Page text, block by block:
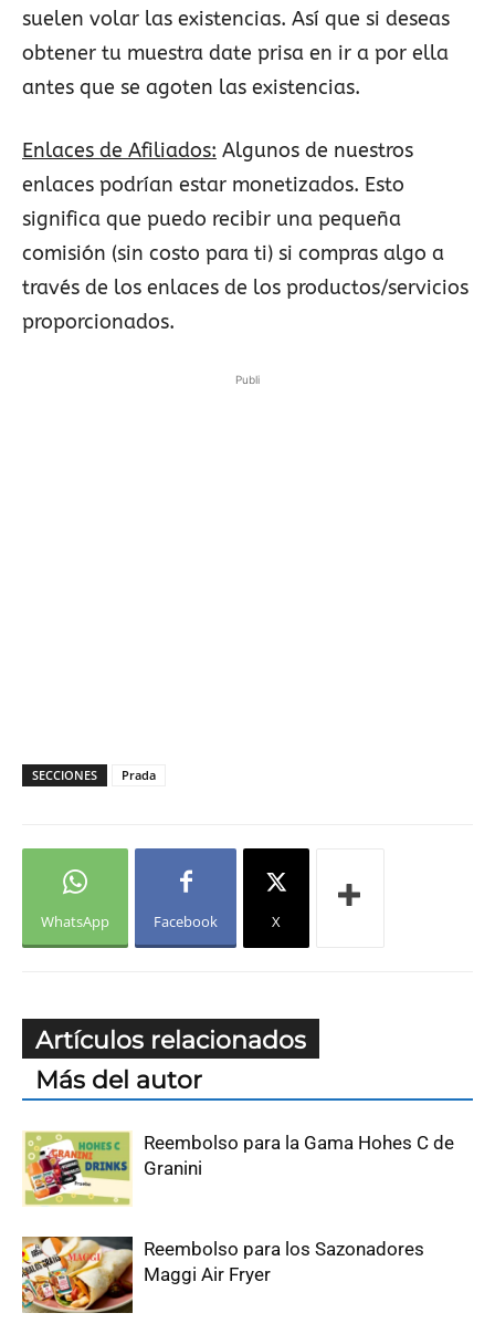
suelen volar las existencias. Así que si deseas
obtener tu muestra date prisa en ir a por ella
antes que se agoten las existencias.
Enlaces de Afiliados: Algunos de nuestros
enlaces podrían estar monetizados. Esto
significa que puedo recibir una pequeña
comisión (sin costo para ti) si compras algo a
través de los enlaces de los productos/servicios
proporcionados.
Publi
SECCIONES Prada
WhatsApp Facebook X
Artículos relacionados
Más del autor
Reembolso para la Gama Hohes C de
Granini
Reembolso para los Sazonadores
Maggi Air Fryer